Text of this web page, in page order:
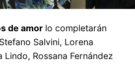
de amor lo completarán
Salvini, Lorena
Lindo, Rossana Fernández